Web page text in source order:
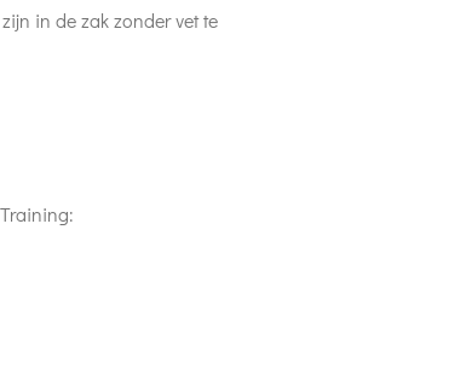
in de zak zonder vet te